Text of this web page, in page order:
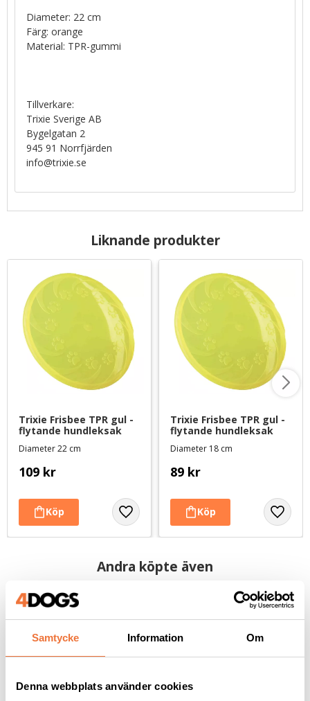
Samtycke Information Om
Denna webbplats använder cookies
Diameter: 22 cm
Färg: orange
Material: TPR-gummi
Tillverkare:
Trixie Sverige AB
Bygelgatan 2
945 91 Norrfjärden
info@trixie.se
Liknande produkter
Trixie Frisbee TPR gul -
flytande hundleksak
Diameter 22 cm
109 kr
Trixie Frisbee TPR gul -
flytande hundleksak
Diameter 18 cm
89 kr
Andra köpte även